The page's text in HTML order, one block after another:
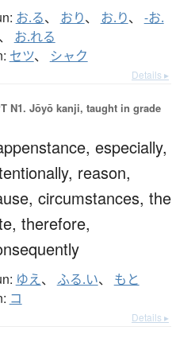
お.る、 おり、 お.り、 -お.
、 お.れる
セツ、 シャク
Details ▸
N1. Jōyō kanji, taught in grade
especially,
reason,
circumstances, the
therefore,
ゆえ、 ふる.い、 もと
コ
Details ▸